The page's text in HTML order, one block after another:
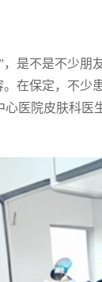
是不是不少朋
在保定，不少
医院皮肤科医